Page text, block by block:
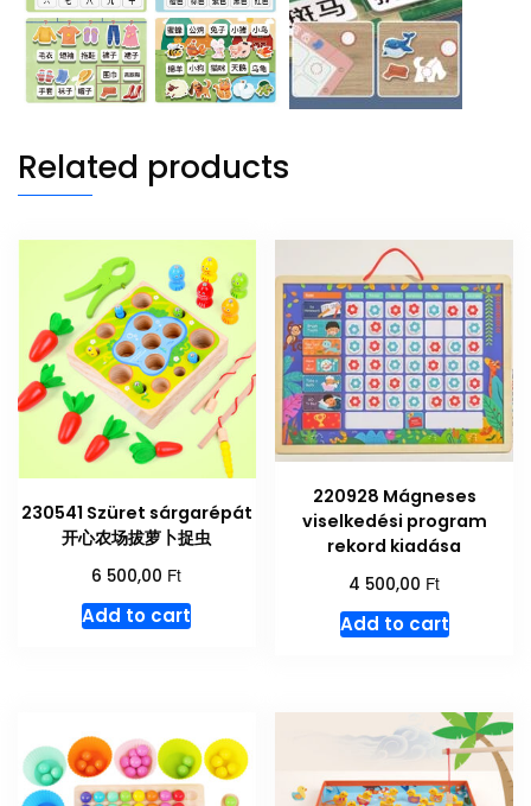
Related products
230541 Szüret sárgarépát
开心农场拔萝卜捉虫
6 500,00 Ft
Add to cart
220928 Mágneses
viselkedési program
rekord kiadása
4 500,00 Ft
Add to cart